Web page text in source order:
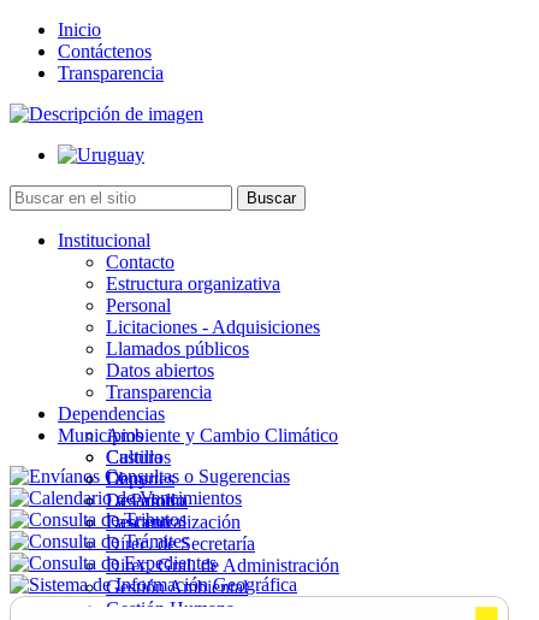
Inicio
Contáctenos
Transparencia
Institucional
Contacto
Estructura organizativa
Personal
Licitaciones - Adquisiciones
Llamados públicos
Datos abiertos
Transparencia
Dependencias
Ambiente y Cambio Climático
Cultura
Deportes
Desarrollo
Descentralización
Direc. de Secretaría
Direc. Gral. de Administración
Gestión Ambiental
Gestión Humana
Municipios
Castillos
Chuy
La Paloma
Lascano